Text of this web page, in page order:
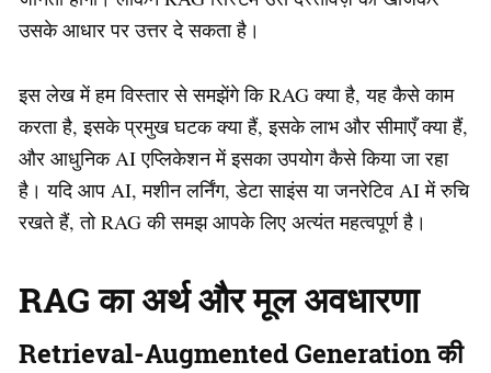
उसके आधार पर उत्तर दे सकता है।
इस लेख में हम विस्तार से समझेंगे कि RAG क्या है, यह कैसे काम
करता है, इसके प्रमुख घटक क्या हैं, इसके लाभ और सीमाएँ क्या हैं,
और आधुनिक AI एप्लिकेशन में इसका उपयोग कैसे किया जा रहा
है। यदि आप AI, मशीन लर्निंग, डेटा साइंस या जनरेटिव AI में रुचि
रखते हैं, तो RAG की समझ आपके लिए अत्यंत महत्वपूर्ण है।
RAG का अर्थ और मूल अवधारणा
Retrieval-Augmented Generation की